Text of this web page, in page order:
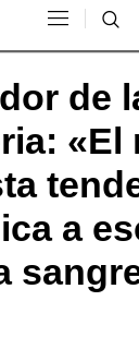
de
«El
a